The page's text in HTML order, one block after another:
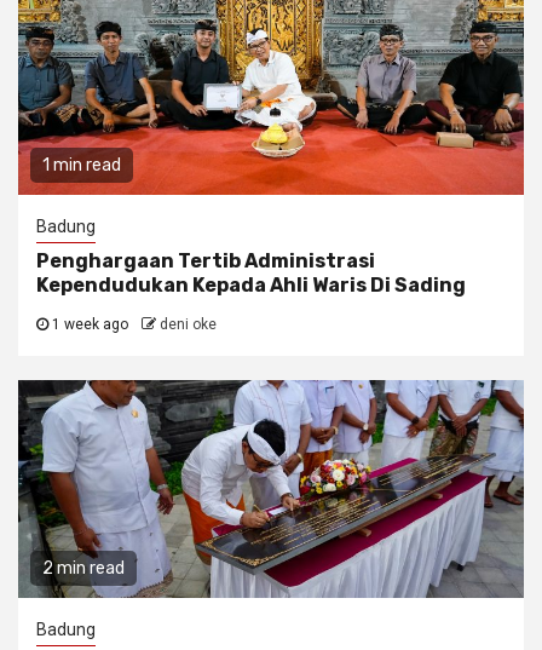
1 min read
Badung
Penghargaan Tertib Administrasi
Kependudukan Kepada Ahli Waris Di Sading
1 week ago deni oke
2 min read
Badung